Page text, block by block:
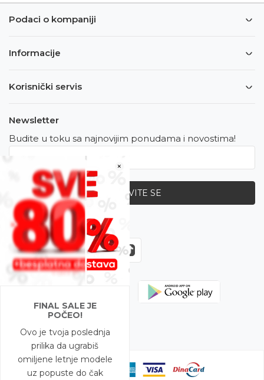
×
FINAL SALE JE
POČEO!
Ovo je tvoja poslednja
prilika da ugrabiš
omiljene letnje modele
uz popuste do čak
Podaci o kompaniji
Informacije
Korisnički servis
Newsletter
Budite u toku sa najnovijim ponudama i novostima!
PRIJAVITE SE
Zapratite nas